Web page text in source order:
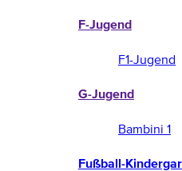
F-Jugend
F1-Jugend
G-Jugend
Bambini 1
Fußball-